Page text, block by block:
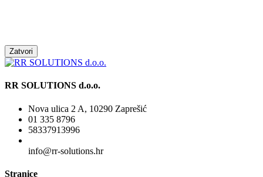
Zatvori
RR SOLUTIONS d.o.o.
Nova ulica 2 A, 10290 Zaprešić
01 335 8796
58337913996
info@rr-solutions.hr
Stranice